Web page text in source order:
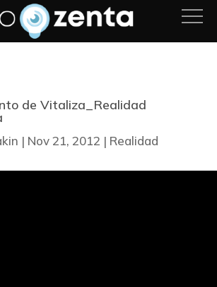
de Vitaliza_Realidad
| Nov 21, 2012 | Realidad